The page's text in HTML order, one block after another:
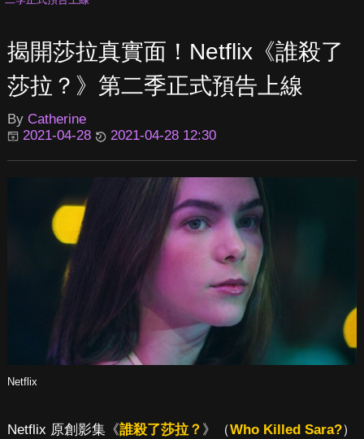
揭開莎拉真實面！Netflix《誰殺了
莎拉？》第二季正式預告上線
By Catherine
2021-04-28
2021-04-28 12:30
Netflix
Netflix 原創影集《誰殺了莎拉？ 》（Who Killed Sara?）